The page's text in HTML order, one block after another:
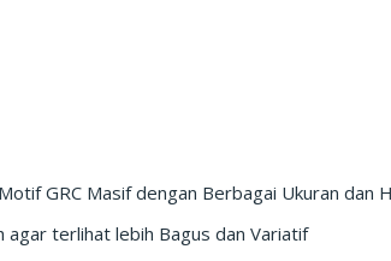
GRC Masif dengan Berbagai Ukuran dan
agar terlihat lebih Bagus dan Variatif